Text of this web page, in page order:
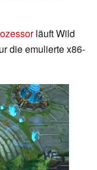
läuft Wild
die emulierte x86-